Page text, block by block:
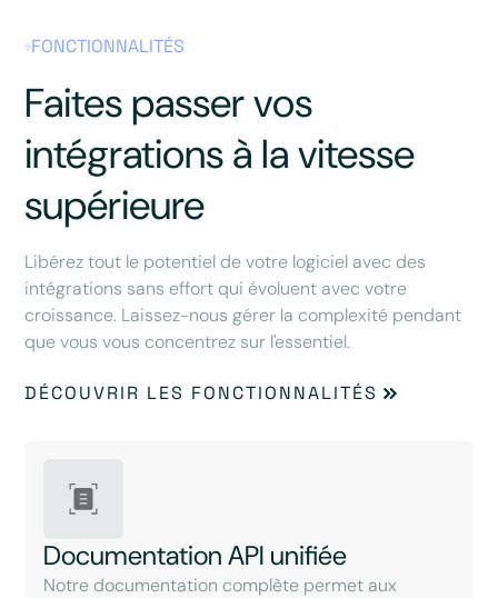
FONCTIONNALITÉS
Faites passer vos
intégrations à la vitesse
supérieure
Libérez tout le potentiel de votre logiciel avec des
intégrations sans effort qui évoluent avec votre
croissance. Laissez-nous gérer la complexité pendant
que vous vous concentrez sur l'essentiel.
DÉCOUVRIR LES FONCTIONNALITÉS
Documentation API unifiée
Notre documentation complète permet aux